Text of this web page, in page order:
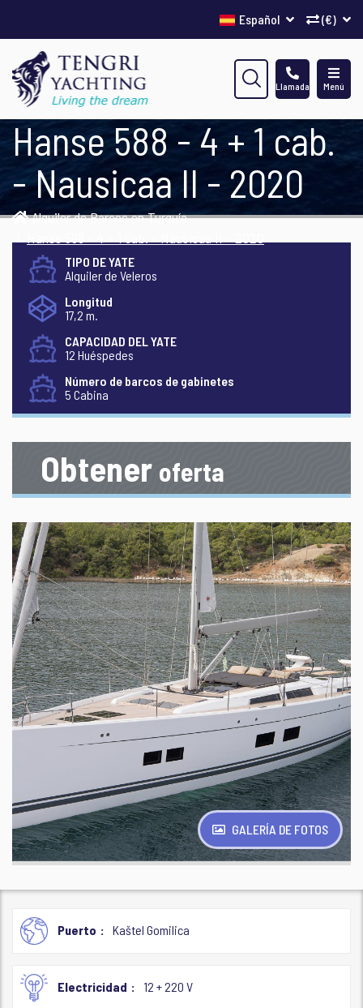
(€)
Español
Menú
Llamada
Hanse 588 - 4 + 1 cab.
- Nausicaa II - 2020
Alquiler de Barcos en Turquía
TIPO DE YATE
Alquiler de Veleros
Longitud
17,2 m.
CAPACIDAD DEL YATE
12 Huéspedes
Número de barcos de gabinetes
5 Cabina
Obtener oferta
GALERÍA DE FOTOS
Puerto Kaštel Gomilica
Electricidad 12 + 220 V